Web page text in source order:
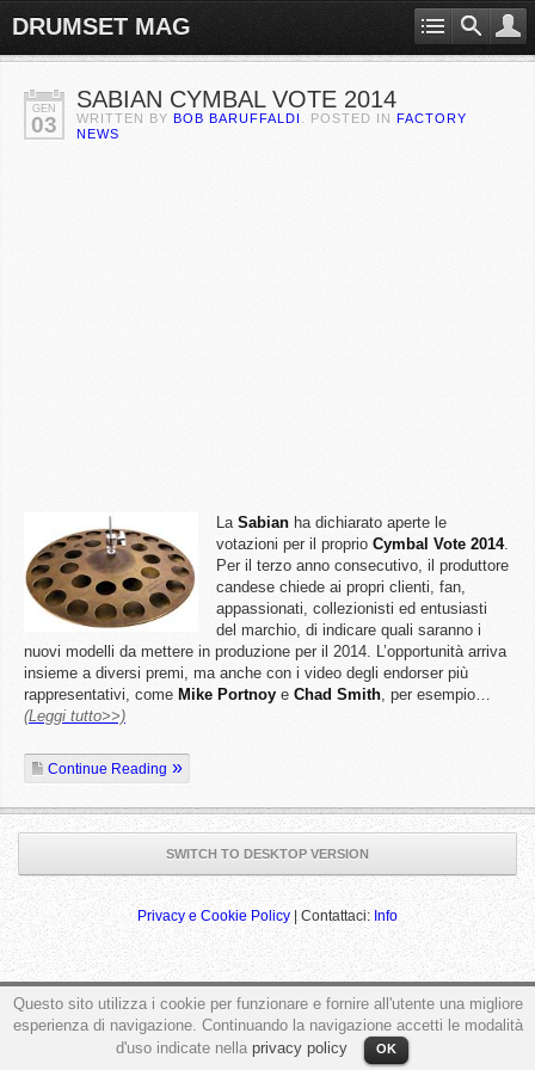
DRUMSET MAG
GEN
03
SABIAN CYMBAL VOTE 2014
WRITTEN BY BOB BARUFFALDI . POSTED IN FACTORY
NEWS
La Sabian ha dichiarato aperte le
votazioni per il proprio Cymbal Vote 2014.
Per il terzo anno consecutivo, il produttore
candese chiede ai propri clienti, fan,
appassionati, collezionisti ed entusiasti
del marchio, di indicare quali saranno i
nuovi modelli da mettere in produzione per il 2014. L’opportunità arriva
insieme a diversi premi, ma anche con i video degli endorser più
rappresentativi, come Mike Portnoy e Chad Smith, per esempio…
(Leggi tutto>>)
Continue Reading
SWITCH TO DESKTOP VERSION
Privacy e Cookie Policy | Contattaci: Info
Questo sito utilizza i cookie per funzionare e fornire all'utente una migliore
esperienza di navigazione. Continuando la navigazione accetti le modalità
d'uso indicate nella privacy policy OK
ga('send', 'pageview');